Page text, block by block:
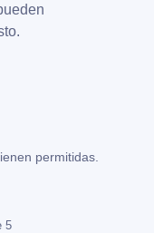
permitidas.
5